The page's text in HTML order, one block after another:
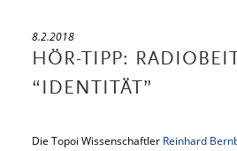
8.2.2018
HÖR-TIPP:
“IDENTITÄT”
Die Topoi Wissenschaftler Reinhard